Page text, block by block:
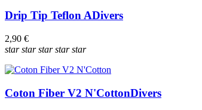
Drip Tip Teflon ADivers
2,90 €
starstarstarstarstar
Coton Fiber V2 N'CottonDivers